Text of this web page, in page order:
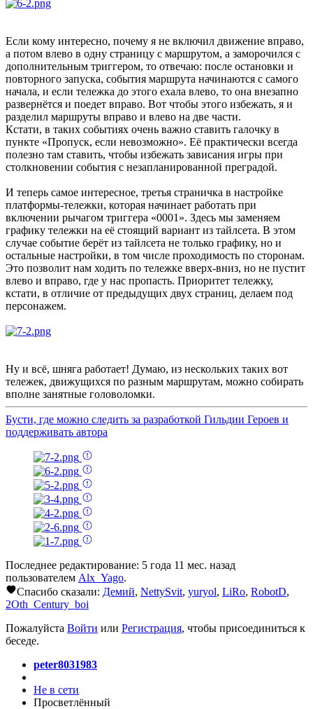
Если кому интересно, почему я не включил движение вправо,
а потом влево в одну страницу с маршрутом, а заморочился с
дополнительным триггером, то отвечаю: после остановки и
повторного запуска, события маршрута начинаются с самого
начала, и если тележка до этого ехала влево, то она внезапно
развернётся и поедет вправо. Вот чтобы этого избежать, я и
разделил маршруты вправо и влево на две части.
Кстати, в таких событиях очень важно ставить галочку в
пункте «Пропуск, если невозможно». Её практически всегда
полезно там ставить, чтобы избежать зависания игры при
столкновении события с незапланированной преградой.
И теперь самое интересное, третья страничка в настройке
платформы-тележки, которая начинает работать при
включении рычагом триггера «0001». Здесь мы заменяем
графику тележки на её стоящий вариант из тайлсета. В этом
случае событие берёт из тайлсета не только графику, но и
остальные настройки, в том числе проходимость по сторонам.
Это позволит нам ходить по тележке вверх-вниз, но не пустит
влево и вправо, где у нас пропасть. Приоритет тележку,
кстати, в отличие от предыдущих двух страниц, делаем под
персонажем.
Ну и всё, шняга работает! Думаю, из нескольких таких вот
тележек, движущихся по разным маршрутам, можно собирать
вполне занятные головоломки.
Бусти, где можно следить за разработкой Гильдии Героев и
поддерживать автора
Последнее редактирование: 5 года 11 мес. назад
пользователем Alx_Yago.
Спасибо сказали: Демий, NettySvit, yuryol, LiRo, RobotD,
2Oth_Century_boi
Пожалуйста Войти или Регистрация, чтобы присоединиться к
беседе.
peter8031983
Не в сети
Просветлённый